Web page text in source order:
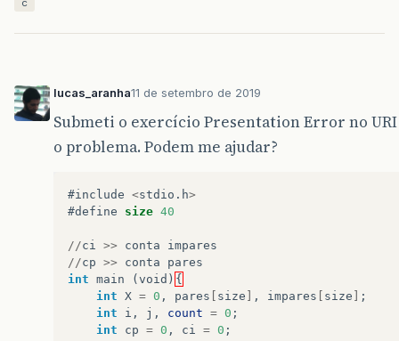
c
lucas_aranha11 de setembro de 2019
Submeti o exercício Presentation Error no
o problema. Podem me ajudar?
#include <stdio . h>
#define
size 40
//ci >> conta
impares
//cp >> conta
pares
int main ( void ) {
int X = 0 , pares size , impares size
;
int
i , j , count = 0 ;
int
cp = 0 , ci = 0 ;